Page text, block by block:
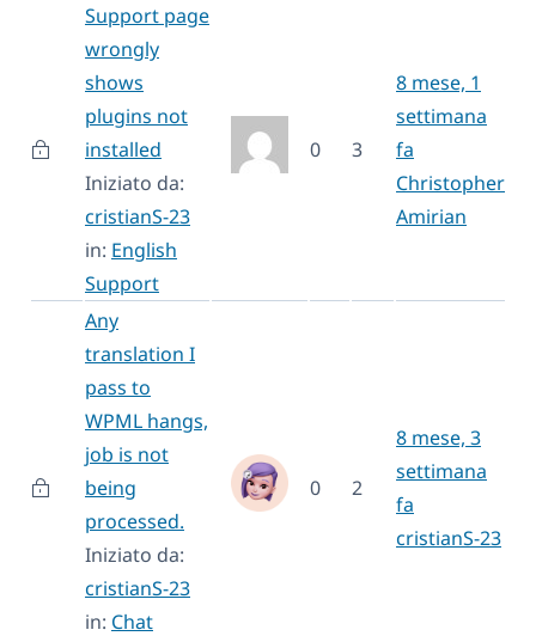
Support page
wrongly
shows
plugins not
installed
Iniziato da:
cristianS-23
in: English
Support
0 3
8 mese, 1
settimana
fa
Christopher
Amirian
Any
translation I
pass to
WPML hangs,
job is not
being
processed.
Iniziato da:
cristianS-23
in: Chat
0 2
8 mese, 3
settimana
fa
cristianS-23